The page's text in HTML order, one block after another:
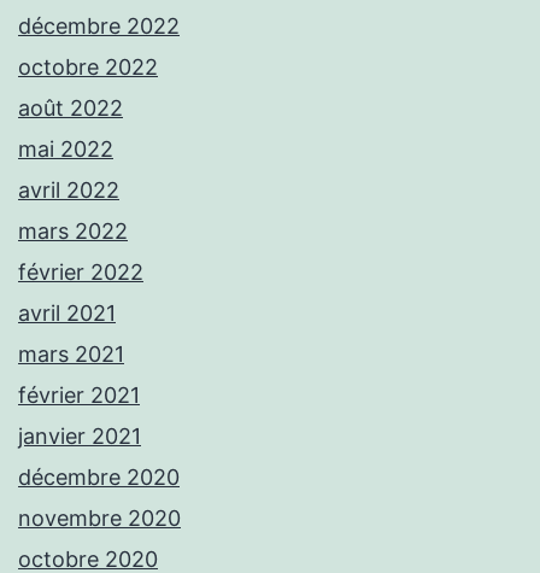
décembre 2022
octobre 2022
août 2022
mai 2022
avril 2022
mars 2022
février 2022
avril 2021
mars 2021
février 2021
janvier 2021
décembre 2020
novembre 2020
octobre 2020